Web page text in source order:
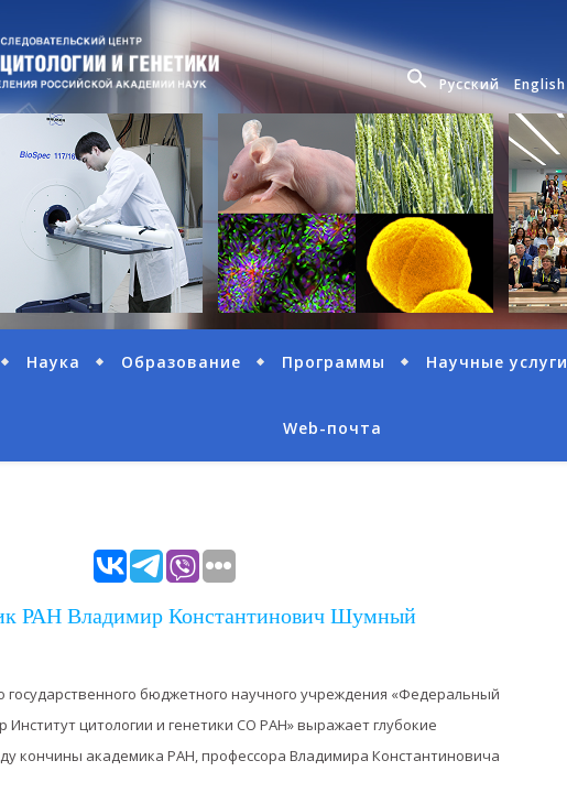
Русский English
Наука Образование Программы Научные услуги
Web-почта
РАН Владимир Константинович Шумный
государственного бюджетного научного учреждения «Федеральный
Институт цитологии и генетики СО РАН» выражает глубокие
кончины академика РАН, профессора Владимира Константиновича